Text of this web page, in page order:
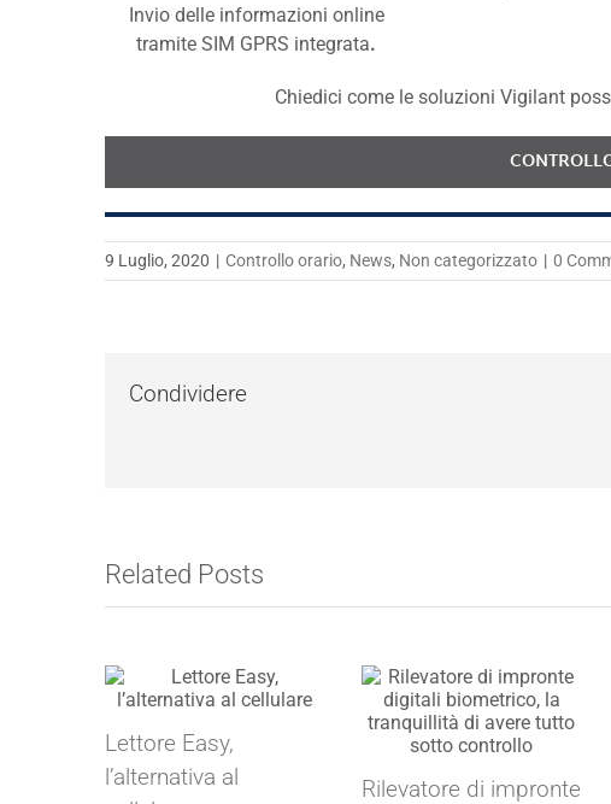
Invio delle informazioni online
tramite SIM GPRS integrata.
Chiedici come le soluzioni Vigilant
9 Luglio, 2020 | Controllo orario, News, Non categorizzato | 0
Condividere
Related Posts
Lettore Easy,
l’alternativa al
Rilevatore di impronte